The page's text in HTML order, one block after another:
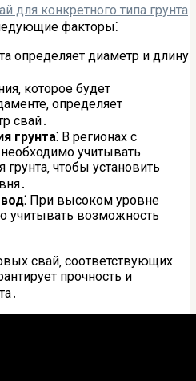
для конкретного типа грунта
факторы⁚
определяет диаметр и длину
которое будет
определяет
свай․
грунта⁚ В регионах с
учитывать
чтобы установить
При высоком уровне
учитывать возможность
свай‚ соответствующих
прочность и